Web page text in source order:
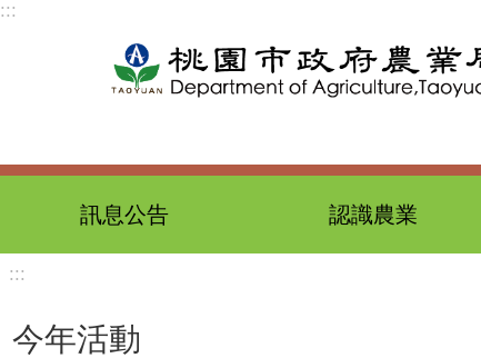
跳到主要內容區塊
:::
訊息公告 認識農業
:::
今年活動